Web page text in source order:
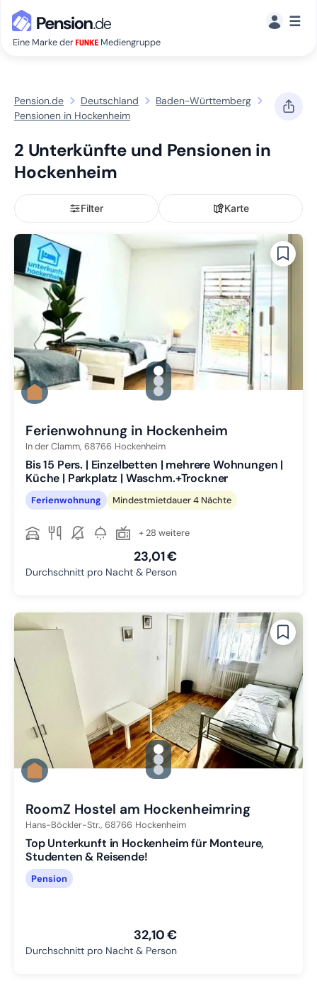
Eine Marke der Mediengruppe
☰
Pension.de Deutschland
Baden-Württemberg
Pensionen in Hockenheim
2 Unterkünfte und Pensionen in
Hockenheim
Filter Karte
gallery.slide_selector
Zu Slide 1 wechseln
Zu Slide 2 wechseln
Zu Slide 3 wechseln
Ferienwohnung in Hockenheim
In der Clamm, 68766 Hockenheim
Bis 15 Pers. | Einzelbetten | mehrere Wohnungen |
Küche | Parkplatz | Waschm.+Trockner
Ferienwohnung Mindestmietdauer 4 Nächte
+ 28 weitere
23,01 €
Durchschnitt pro Nacht & Person
gallery.slide_selector
Zu Slide 1 wechseln
Zu Slide 2 wechseln
Zu Slide 3 wechseln
RoomZ Hostel am Hockenheimring
Hans-Böckler-Str., 68766 Hockenheim
Top Unterkunft in Hockenheim für Monteure,
Studenten & Reisende!
Pension
32,10 €
Durchschnitt pro Nacht & Person